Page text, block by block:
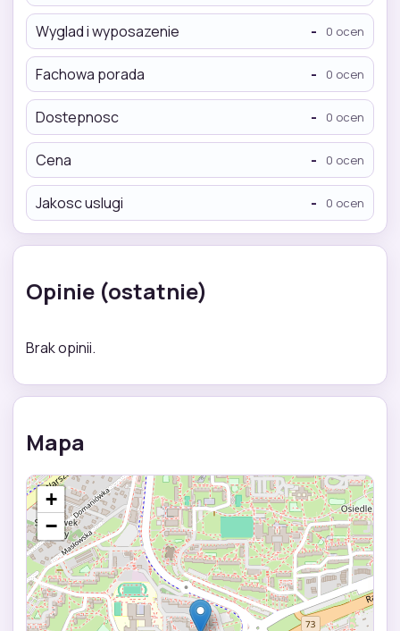
Wyglad i wyposazenie - 0 ocen
Fachowa porada - 0 ocen
Dostepnosc - 0 ocen
Cena - 0 ocen
Jakosc uslugi - 0 ocen
Opinie (ostatnie)
Brak opinii.
Mapa
+
−